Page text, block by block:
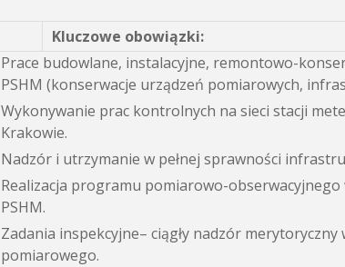
Kluczowe obowiązki:
Prace budowlane, instalacyjne, remontowo-
PSHM (konserwacje urządzeń pomiarowych,
Wykonywanie prac kontrolnych na sieci stacji
Krakowie.
Nadzór i utrzymanie w pełnej sprawności
Realizacja programu pomiarowo-
PSHM.
Zadania inspekcyjne– ciągły nadzór
pomiarowego.